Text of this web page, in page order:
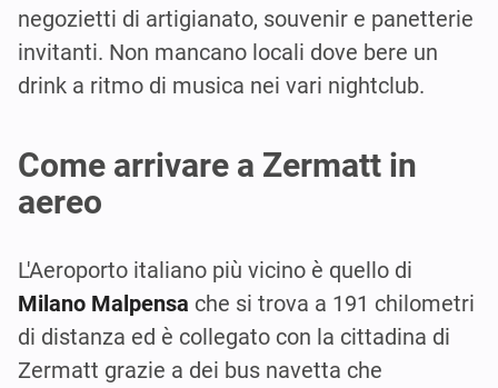
negozietti di artigianato, souvenir e panetterie
invitanti. Non mancano locali dove bere un
drink a ritmo di musica nei vari nightclub.
Come arrivare a Zermatt in
aereo
L'Aeroporto italiano più vicino è quello di
Milano Malpensa che si trova a 191 chilometri
di distanza ed è collegato con la cittadina di
Zermatt grazie a dei bus navetta che